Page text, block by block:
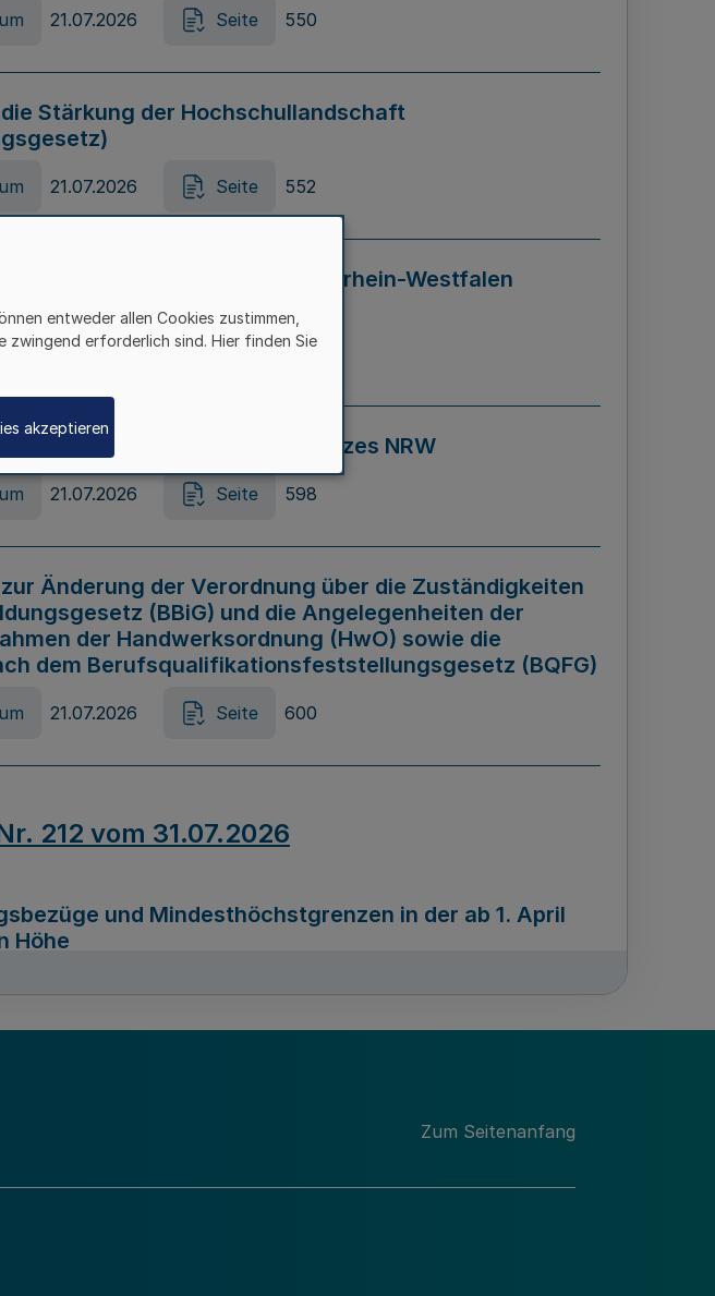
21.07.2026 Seite 550
Stärkung der Hochschullandschaft
21.07.2026 Seite 552
von Diskriminierung in Nordrhein-Westfalen
– LADG NRW)
21.07.2026 Seite 595
des Online-Casinospiel Gesetzes NRW
21.07.2026 Seite 598
Änderung der Verordnung über die Zuständigkeiten
(BBiG) und die Angelegenheiten der
der Handwerksordnung (HwO) sowie die
dem Berufsqualifikationsfeststellungsgesetz (BQFG)
21.07.2026 Seite 600
212 vom 31.07.2026
und Mindesthöchstgrenzen in der ab 1. April
Höhe
des Förderprogramms „Mittelstand Innovativ &
Zum Seitenanfang
entweder allen Cookies zustimmen,
zwingend erforderlich sind. Hier finden Sie
akzeptieren